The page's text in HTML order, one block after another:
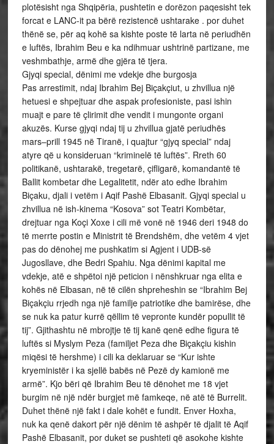
plotësisht nga Shqipëria, pushtetin e dorëzon paqesisht tek
forcat e LANC-it pa bërë rezistencë ushtarake . por duhet
thënë se, për aq kohë sa kishte poste të larta në periudhën
e luftës, Ibrahim Beu e ka ndihmuar ushtrinë partizane, me
veshmbathje, armë dhe gjëra të tjera.
Gjyqi special, dënimi me vdekje dhe burgosja
Pas arrestimit, ndaj Ibrahim Bej Biçakçiut, u zhvillua një
hetuesi e shpejtuar dhe aspak profesioniste, pasi ishin
muajt e pare të çlirimit dhe vendit i mungonte organi
akuzës. Kurse gjyqi ndaj tij u zhvillua gjatë periudhës
mars–prill 1945 në Tiranë, i quajtur “gjyq special” ndaj
atyre që u konsideruan “kriminelë të luftës”. Rreth 60
politikanë, ushtarakë, tregetarë, çifligarë, komandantë të
Ballit kombetar dhe Legalitetit, ndër ato edhe Ibrahim
Biçaku, djali i vetëm i Aqif Pashë Elbasanit. Gjyqi special u
zhvillua në ish-kinema “Kosova” sot Teatri Kombëtar,
drejtuar nga Koçi Xoxe i cili më vonë në 1946 deri 1948 do
të merrte postin e Ministrit të Brendshëm, dhe vetëm 4 vjet
pas do dënohej me pushkatim si Agjent i UDB-së
Jugosllave, dhe Bedri Spahiu. Nga dënimi kapital me
vdekje, atë e shpëtoi një peticion i nënshkruar nga elita e
kohës në Elbasan, në të cilën shpreheshin se “Ibrahim Bej
Biçakçiu rrjedh nga një familje patriotike dhe bamirëse, dhe
se nuk ka patur kurrë qëllim të vepronte kundër popullit të
tij”. Gjithashtu në mbrojtje të tij kanë qenë edhe figura të
luftës si Myslym Peza (familjet Peza dhe Biçakçiu kishin
miqësi të hershme) i cili ka deklaruar se “Kur ishte
kryeministër i ka sjellë babës në Pezë dy kamionë me
armë”. Kjo bëri që Ibrahim Beu të dënohet me 18 vjet
burgim në një ndër burgjet më famkeqe, në atë të Burrelit.
Duhet thënë një fakt i dale kohët e fundit. Enver Hoxha,
nuk ka qenë dakort për një dënim të ashpër të djalit të Aqif
Pashë Elbasanit, por duket se pushteti që asokohe kishte